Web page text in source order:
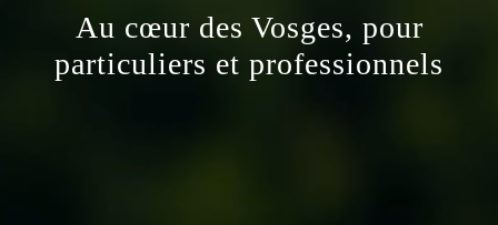
Au cœur des Vosges, pour
particuliers et professionnels